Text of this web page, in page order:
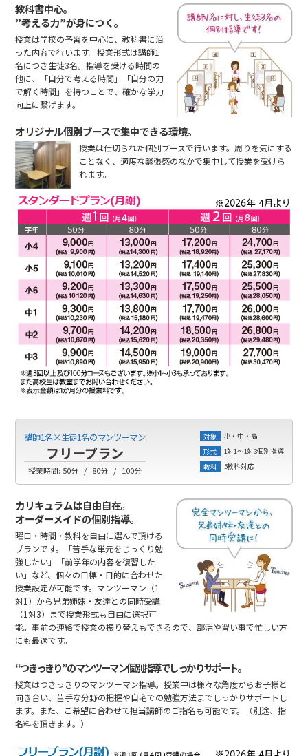
教科書中心。
”考える力”が身につく。
授業は学校の予習を中心に、教科書に沿
った内容で行います。授業形式は講師1
名につき生徒3名。指導を受ける時間の
他に、「自分で考える時間」「自分の力
で解く時間」を持つことで、確かな学力
向上に繋げます。
オリジナル個別ブースで集中できる環境。
授業は仕切られた個別ブースで行います。周りを気にする
ことなく、適度な緊張感のなかで集中して授業を受けら
れます。
講師1名×生徒1名のマンツーマン
フリープラン
授業時間: 50分 80分 100分
対象
小・中・高
形式
1対1～1対3個別指導
教科
5教科対応
カリキュラムは自由自在。
オーダーメイドの個別指導。
曜日・時間・教科を自由に選んで頂ける
プランです。「苦手な単元をじっくり勉
強したい」「前学年の内容を復習した
い」など、個々の目標・目的に合わせた
授業設定が可能です。マンツーマン（1
対1）から兄弟姉妹・友達との同時受講
（1対3）まで授業形式も自由に選択可
能。事前の連絡で授業の振り替えもできるので、部活や習い事で忙しい方
にも最適です。
“つきっきり”のマンツーマン個別指導でしっかりサポート。
授業はつきっきりのマンツーマン指導。授業中は様々な角度からお子様と
向き合い、苦手な分野の把握や自宅での勉強方法までしっかりサポートし
ます。また、ご希望に合わせて担当講師のご指名も可能です。（別途、指
名料を頂きます。）